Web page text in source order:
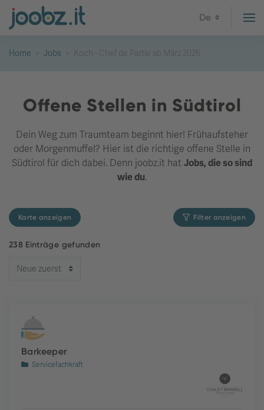
De
Home Jobs Koch - Chef de Partie ab März 2026
Offene Stellen in Südtirol
Dein Weg zum Traumteam beginnt hier! Frühaufsteher
oder Morgenmuffel? Hier ist die richtige offene Stelle in
Südtirol für dich dabei. Denn joobz.it hat Jobs, die so sind
wie du.
Karte anzeigen Filter anzeigen
238 Einträge gefunden
Barkeeper
Servicefachkraft